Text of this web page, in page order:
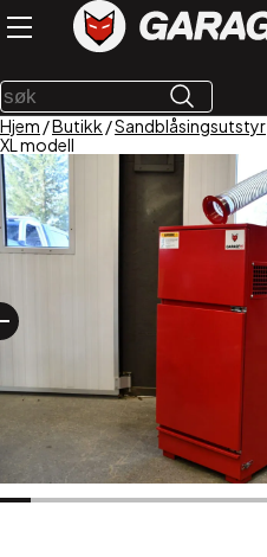
Hjem /Butikk /Sandblåsingsutstyr
XL modell